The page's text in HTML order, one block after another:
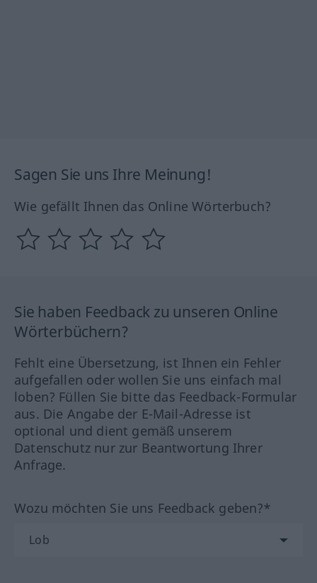
Sagen Sie uns Ihre Meinung!
Wie gefällt Ihnen das Online Wörterbuch?
Sie haben Feedback zu unseren Online
Wörterbüchern?
Fehlt eine Übersetzung, ist Ihnen ein Fehler
aufgefallen oder wollen Sie uns einfach mal
loben? Füllen Sie bitte das Feedback-Formular
aus. Die Angabe der E-Mail-Adresse ist
optional und dient gemäß unserem
Datenschutz nur zur Beantwortung Ihrer
Anfrage.
Wozu möchten Sie uns Feedback geben?*